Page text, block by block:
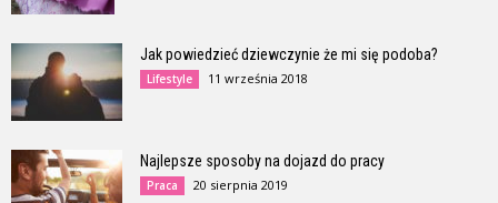
Jak powiedzieć dziewczynie że mi się podoba?
Lifestyle 11 września 2018
Najlepsze sposoby na dojazd do pracy
Praca 20 sierpnia 2019